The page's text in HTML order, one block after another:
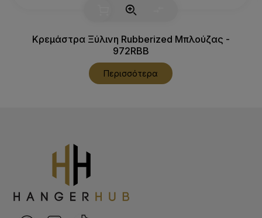
Κρεμάστρα Ξύλινη Rubberized Μπλούζας -
972RBB
Περισσότερα